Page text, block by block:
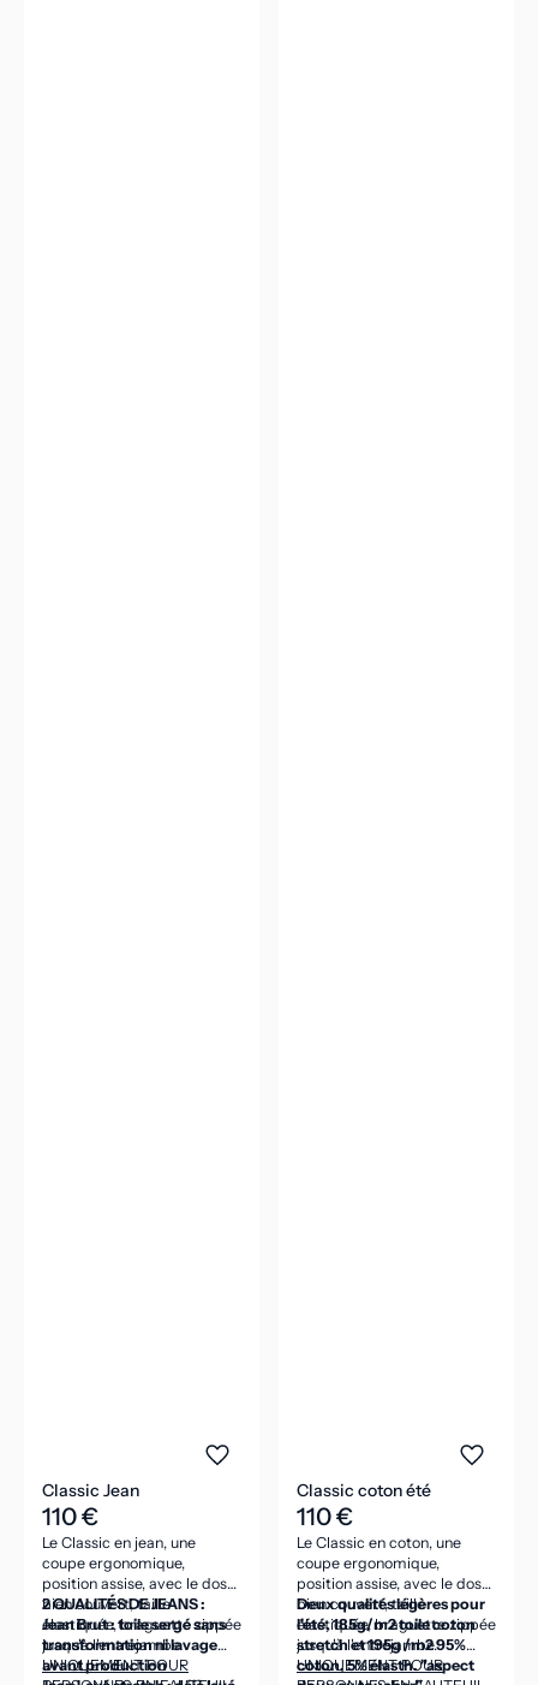
Classic Jean
110 €
Le Classic en jean, une
coupe ergonomique,
position assise, avec le dos
bien couvert, taille
élastiquée, braguette zippée
jusqu'à l'entrejambe.
2 QUALITÉS DE JEANS :
Jean Brut : toile sergé sans
transformation ni lavage
avant production
UNIQUEMENT POUR
Classic coton été
110 €
Le Classic en coton, une
coupe ergonomique,
position assise, avec le dos
bien couvert, taille
élastiquée, braguette zippée
jusqu'à l'entrejambe.
Deux qualités légères pour
l'été, 185g/m2 toile coton
stretch et 195g /m2 95%
coton, 5% élasth. "aspect
UNIQUEMENT POUR